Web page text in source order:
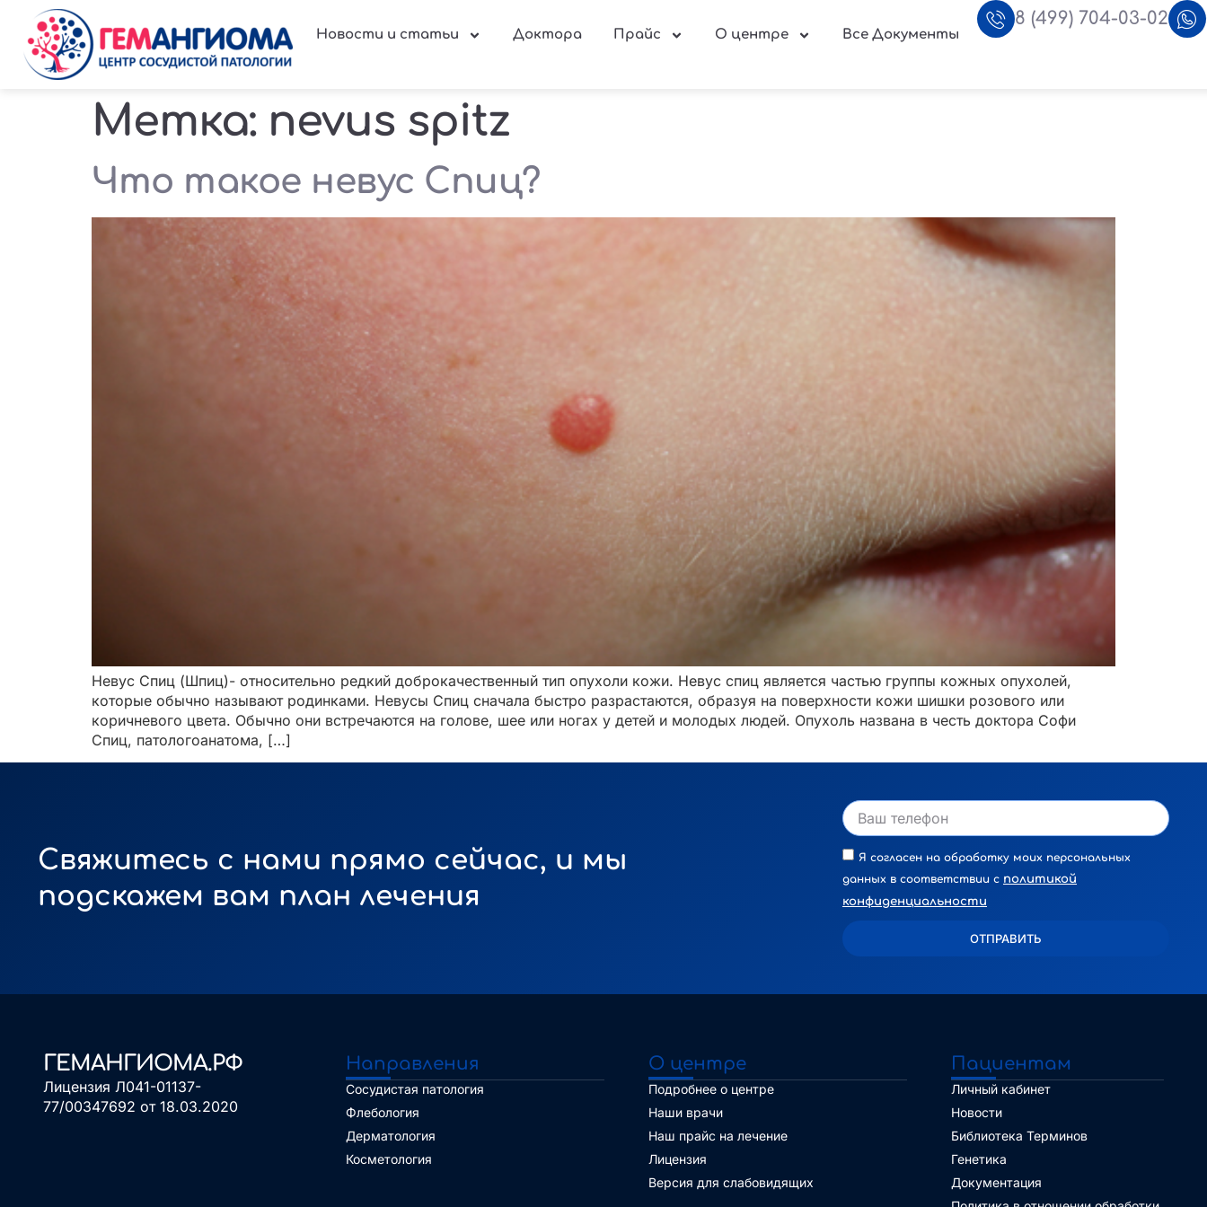
Новости и статьи Доктора Прайс О центре Все Документы
8 (499) 704-03-02
Метка: nevus spitz
Что такое невус Спиц?
Невус Спиц (Шпиц)- относительно редкий доброкачественный тип опухоли кожи. Невус спиц является частью группы кожных опухолей,
которые обычно называют родинками. Невусы Спиц сначала быстро разрастаются, образуя на поверхности кожи шишки розового или
коричневого цвета. Обычно они встречаются на голове, шее или ногах у детей и молодых людей. Опухоль названа в честь доктора Софи
Спиц, патологоанатома, […]
Свяжитесь с нами прямо сейчас, и мы
подскажем вам план лечения
Я согласен на обработку моих персональных
данных в соответствии с политикой
конфиденциальности
ОТПРАВИТЬ
ГЕМАНГИОМА.РФ
Лицензия Л041-01137-
77/00347692 от 18.03.2020
Направления
Сосудистая патология
Флебология
Дерматология
Косметология
О центре
Подробнее о центре
Наши врачи
Наш прайс на лечение
Лицензия
Версия для слабовидящих
Пациентам
Личный кабинет
Новости
Библиотека Терминов
Генетика
Документация